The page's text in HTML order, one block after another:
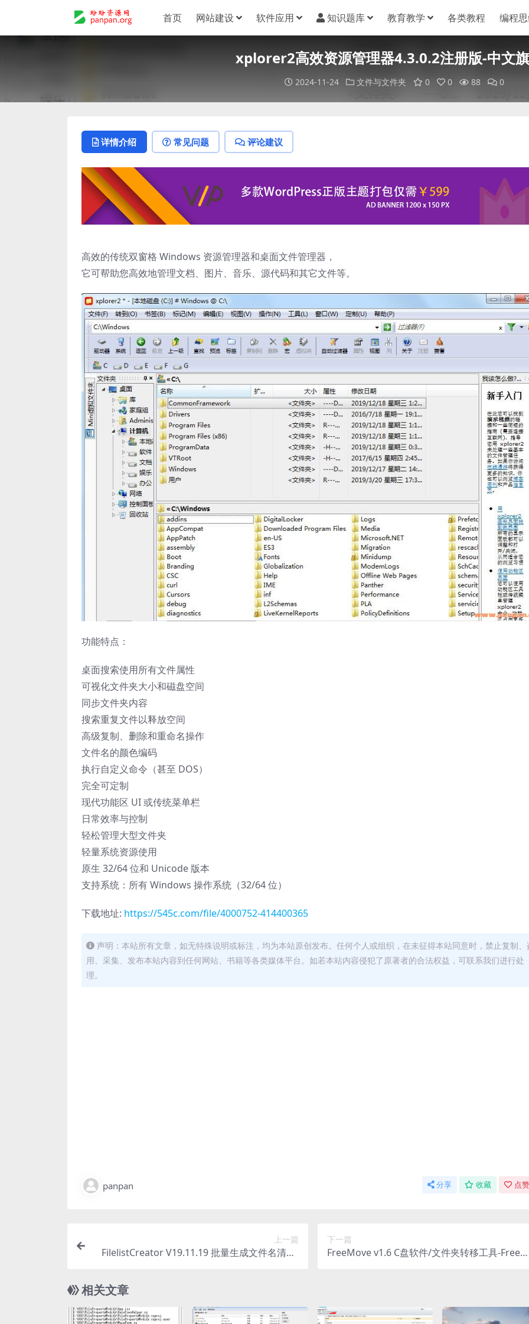
首页 网站建设 软件应用 知识题库 教育教学 各类教程 编程
xplorer2高效资源管理器4.3.0.2注册版-中文
2024-11-24 文件与文件夹 0 0 88 0
详情介绍 常见问题 评论建议
高效的传统双窗格 Windows 资源管理器和桌面文件管理器，
它可帮助您高效地管理文档、图片、音乐、源代码和其它文件等。
功能特点：
桌面搜索使用所有文件属性
可视化文件夹大小和磁盘空间
同步文件夹内容
搜索重复文件以释放空间
高级复制、删除和重命名操作
文件名的颜色编码
执行自定义命令（甚至 DOS）
完全可定制
现代功能区 UI 或传统菜单栏
日常效率与控制
轻松管理大型文件夹
轻量系统资源使用
原生 32/64 位和 Unicode 版本
支持系统：所有 Windows 操作系统（32/64 位）
下载地址: https://545c.com/file/4000752-414400365
声明：本站所有文章，如无特殊说明或标注，均为本站原创发布。任何个人或组织，在未征得本站同意时，禁止复制、
用、采集、发布本站内容到任何网站、书籍等各类媒体平台。如若本站内容侵犯了原著者的合法权益，可联系我们进行处
理。
panpan 分享 收藏 点
上一篇
FilelistCreator V19.11.19 批量生成文件名清单-
下一篇
FreeMove v1.6 C盘软件/文件夹转移工具-Free
相关文章